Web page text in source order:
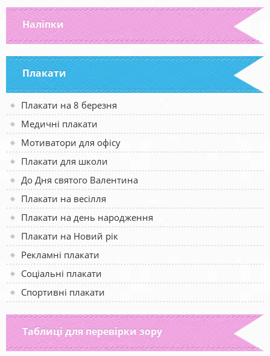
Наліпки
Плакати
Плакати на 8 березня
Медичні плакати
Мотиватори для офісу
Плакати для школи
До Дня святого Валентина
Плакати на весілля
Плакати на день народження
Плакати на Новий рік
Рекламні плакати
Соціальні плакати
Спортивні плакати
Таблиці для перевірки зору